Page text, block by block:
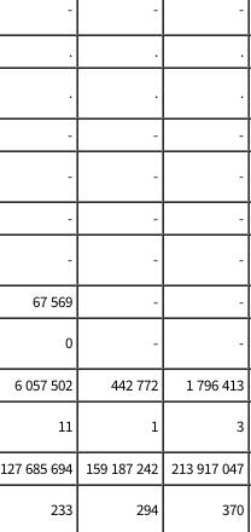
- - -
. . .
. . .
- - -
- - -
- - -
- - -
67 569 - -
0 - -
6 057 502 442 772 1 796 413
11 1 3
127 685 694 159 187 242 213 917 047
233 294 370